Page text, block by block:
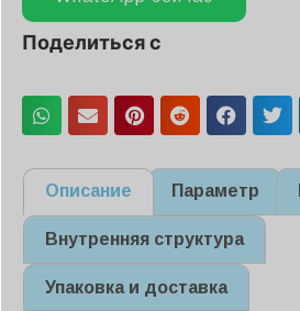
Поделиться с
Описание Параметр
Внутренняя структура
Упаковка и доставка